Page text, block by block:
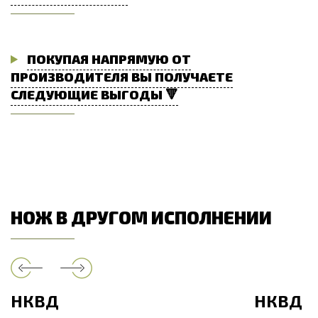
ПОКУПАЯ НАПРЯМУЮ ОТ
ПРОИЗВОДИТЕЛЯ ВЫ ПОЛУЧАЕТЕ
СЛЕДУЮЩИЕ ВЫГОДЫ 🔻
НОЖ В ДРУГОМ ИСПОЛНЕНИИ
НКВД НКВД